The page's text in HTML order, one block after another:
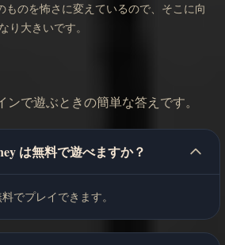
ものを怖さに変えているので、そこに向
り大きいです。
ンで遊ぶときの簡単な答えです。
は無料で遊べますか？
でプレイできます。